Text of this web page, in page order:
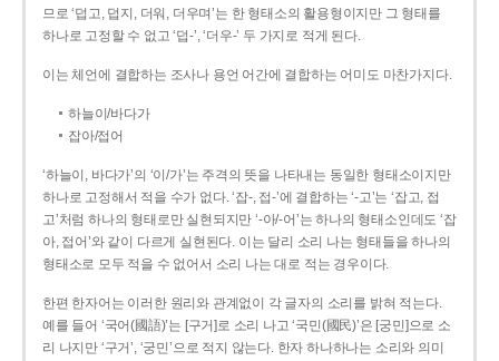
므로 ‘덥고, 덥지, 더워, 더우며’는 한 형태소의 활용형이지만 그 형태를
하나로 고정할 수 없고 ‘덥-’, ‘더우-’ 두 가지로 적게 된다.
이는 체언에 결합하는 조사나 용언 어간에 결합하는 어미도 마찬가지다.
하늘이/바다가
잡아/접어
‘하늘이, 바다가’의 ‘이/가’는 주격의 뜻을 나타내는 동일한 형태소이지만
하나로 고정해서 적을 수가 없다. ‘잡-, 접-’에 결합하는 ‘-고’는 ‘잡고, 접
고’처럼 하나의 형태로만 실현되지만 ‘-아/-어’는 하나의 형태소인데도 ‘잡
아, 접어’와 같이 다르게 실현된다. 이는 달리 소리 나는 형태들을 하나의
형태소로 모두 적을 수 없어서 소리 나는 대로 적는 경우이다.
한편 한자어는 이러한 원리와 관계없이 각 글자의 소리를 밝혀 적는다.
예를 들어 ‘국어(國語)’는 [구거]로 소리 나고 ‘국민(國民)’은 [궁민]으로 소
리 나지만 ‘구거’, ‘궁민’으로 적지 않는다. 한자 하나하나는 소리와 의미